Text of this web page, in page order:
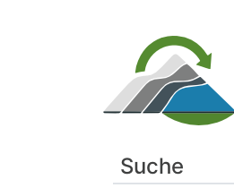
Suche